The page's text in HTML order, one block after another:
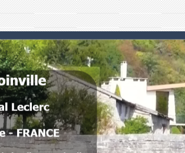
utiles
Joinville
Leclerc
- FRANCE